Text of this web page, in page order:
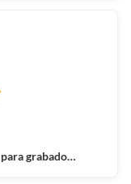
grabado…